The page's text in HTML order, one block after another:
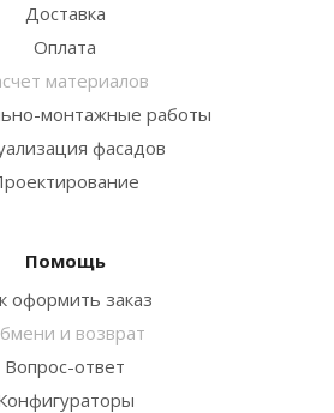
Доставка
Оплата
материалов
монтажные работы
фасадов
Помощь
оформить заказ
и возврат
Вопрос-ответ